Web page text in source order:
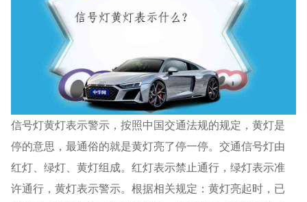
信号灯黄灯表示警示，按照中国交通法规的规定，黄灯是
停的意思，最通俗的就是黄灯亮了停一停。交通信号灯由
红灯、绿灯、黄灯组成。红灯表示禁止通行，绿灯表示准
许通行，黄灯表示警示。根据相关规定：黄灯亮起时，已